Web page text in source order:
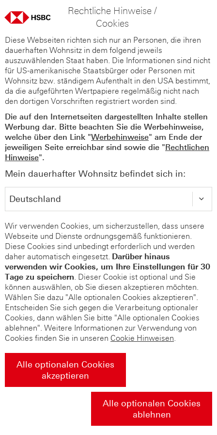
Rechtliche Hinweise /
Cookies
Diese Webseiten richten sich nur an Personen, die ihren
dauerhaften Wohnsitz in dem folgend jeweils
auszuwählenden Staat haben. Die Informationen sind nicht
für US-amerikanische Staatsbürger oder Personen mit
Wohnsitz bzw. ständigem Aufenthalt in den USA bestimmt,
da die aufgeführten Wertpapiere regelmäßig nicht nach
den dortigen Vorschriften registriert worden sind.
Die auf den Internetseiten dargestellten Inhalte stellen
Werbung dar. Bitte beachten Sie die Werbehinweise,
welche über den Link "Werbehinweise" am Ende der
jeweiligen Seite erreichbar sind sowie die "Rechtlichen
Hinweise".
Mein dauerhafter Wohnsitz befindet sich in:
Wir verwenden Cookies, um sicherzustellen, dass unsere
Webseite und Dienste ordnungsgemäß funktionieren.
Diese Cookies sind unbedingt erforderlich und werden
daher automatisch eingesetzt. Darüber hinaus
verwenden wir Cookies, um Ihre Einstellungen für 30
Tage zu speichern. Dieser Cookie ist optional und Sie
können auswählen, ob Sie diesen akzeptieren möchten.
Wählen Sie dazu "Alle optionalen Cookies akzeptieren".
Entscheiden Sie sich gegen die Verarbeitung optionaler
Cookies, dann wählen Sie bitte "Alle optionalen Cookies
ablehnen". Weitere Informationen zur Verwendung von
Cookies finden Sie in unseren Cookie Hinweisen.
Alle optionalen Cookies
akzeptieren
Alle optionalen Cookies
ablehnen